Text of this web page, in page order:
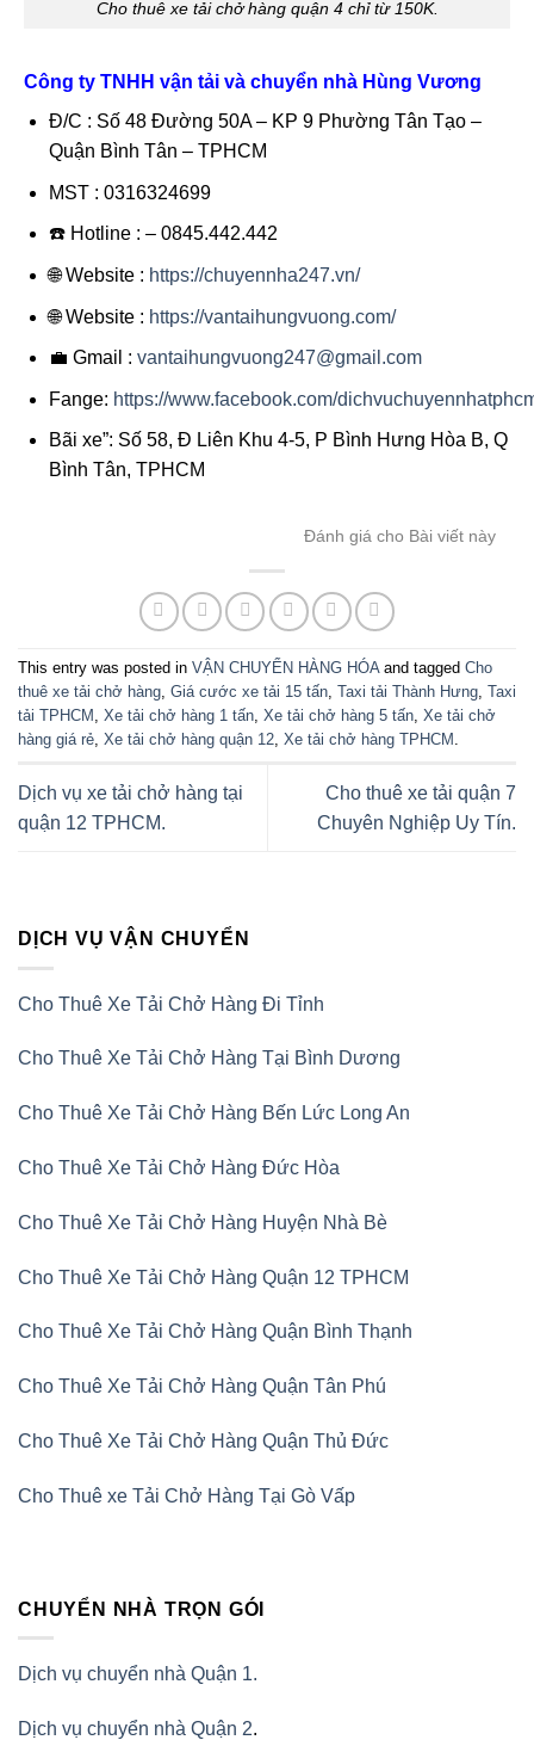
DỊCH VỤ VẬN CHUYỂN
Cho Thuê Xe Tải Chở Hàng Đi Tỉnh
Cho Thuê Xe Tải Chở Hàng Tại Bình Dương
Cho Thuê Xe Tải Chở Hàng Bến Lức Long An
Cho Thuê Xe Tải Chở Hàng Đức Hòa
Cho Thuê Xe Tải Chở Hàng Huyện Nhà Bè
Cho Thuê Xe Tải Chở Hàng Quận 12 TPHCM
Cho Thuê Xe Tải Chở Hàng Quận Bình Thạnh
Cho Thuê Xe Tải Chở Hàng Quận Tân Phú
Cho Thuê Xe Tải Chở Hàng Quận Thủ Đức
Cho Thuê xe Tải Chở Hàng Tại Gò Vấp
CHUYỂN NHÀ TRỌN GÓI
Dịch vụ chuyển nhà Quận 1.
Dịch vụ chuyển nhà Quận 2.
Cho thuê xe tải chở hàng quận 4 chỉ từ 150K.
Công ty TNHH vận tải và chuyển nhà Hùng Vương
Đ/C : Số 48 Đường 50A – KP 9 Phường Tân Tạo –
Quận Bình Tân – TPHCM
MST : 0316324699
☎️ Hotline : – 0845.442.442
🌐 Website : https://chuyennha247.vn/
🌐 Website : https://vantaihungvuong.com/
💼 Gmail : vantaihungvuong247@gmail.com
Fange: https://www.facebook.com/
Bãi xe”: Số 58, Đ Liên Khu 4-5, P Bình Hưng Hòa B, Q
Bình Tân, TPHCM
Đánh giá cho Bài viết này
This entry was posted in VẬN CHUYỂN HÀNG HÓA and tagged Cho
thuê xe tải chở hàng Giá cước xe tải 15 tấn Taxi tải Thành Hưng Taxi
tải TPHCM
Xe tải chở hàng 1 tấn Xe tải chở hàng 5 tấn Xe tải chở
hàng giá rẻ Xe tải chở hàng quận 12 Xe tải chở hàng TPHCM
Dịch vụ xe tải chở hàng tại
quận 12 TPHCM.
Cho thuê xe tải quận 7
Chuyên Nghiệp Uy Tín.